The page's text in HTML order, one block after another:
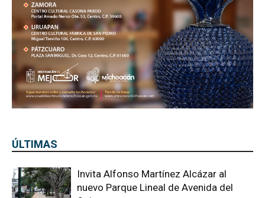
ÚLTIMAS
Invita Alfonso Martínez Alcázar al
nuevo Parque Lineal de Avenida del